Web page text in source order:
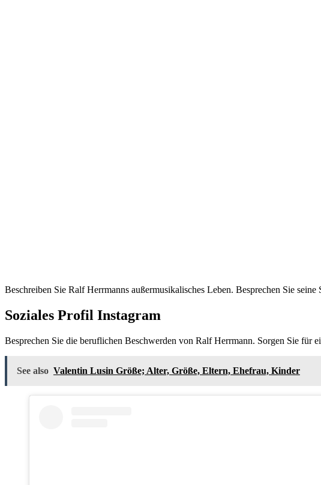
Beschreiben Sie Ralf Herrmanns außermusikalisches Leben. Besprechen Sie
Soziales Profil Instagram
Besprechen Sie die beruflichen Beschwerden von Ralf Herrmann. Sorgen Sie
See also Valentin Lusin Größe; Alter, Größe, Eltern, Ehefrau, Kinder